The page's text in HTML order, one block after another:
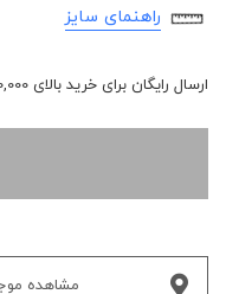
راهنمای سایز
ارسال رایگان برای خرید بالای 5,000,000 تومان
مشاهده